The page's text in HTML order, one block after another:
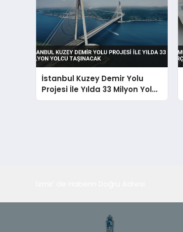
İstanbul Kuzey Demir Yolu
Projesi İle Yılda 33 Milyon Yolcu
Taşınacak